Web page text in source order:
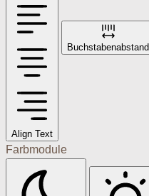
Align Text
Buchstabenabstand
Farbmodule